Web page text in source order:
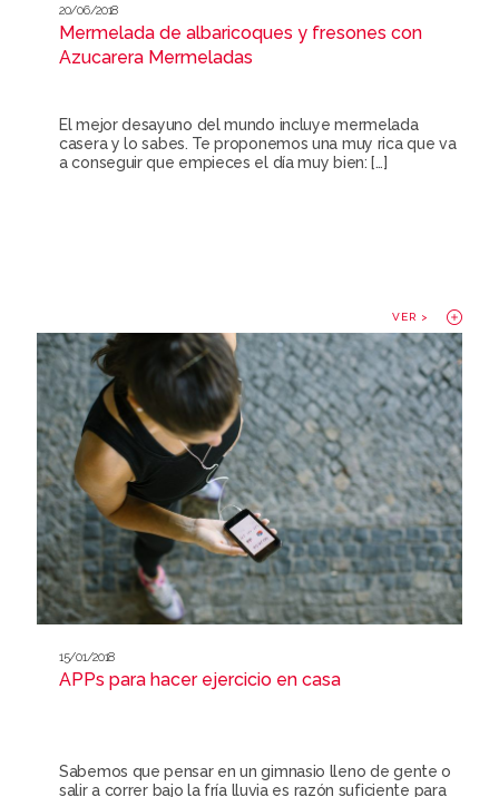
20/06/2018
Mermelada de albaricoques y fresones con
Azucarera Mermeladas
El mejor desayuno del mundo incluye mermelada
casera y lo sabes. Te proponemos una muy rica que va
a conseguir que empieces el día muy bien: […]
VER >
15/01/2018
APPs para hacer ejercicio en casa
Sabemos que pensar en un gimnasio lleno de gente o
salir a correr bajo la fría lluvia es razón suficiente para